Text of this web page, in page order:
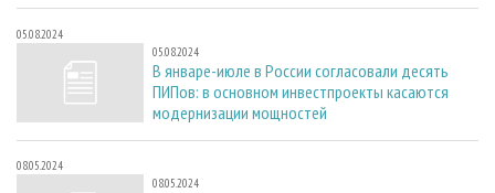
05.08.2024
05.08.2024
В январе-июле в России согласовали десять
ПИПов: в основном инвестпроекты касаются
модернизации мощностей
08.05.2024
08.05.2024